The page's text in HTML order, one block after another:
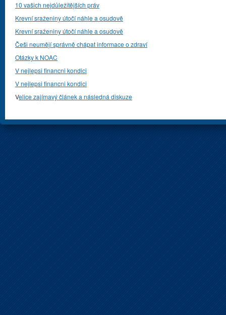
10 vašich nejdůležitějších práv
Krevní sraženiny útočí náhle a osudově
Krevní sraženiny útočí náhle a osudově
Češi neumějí správně chápat informace o zdraví
Otázky k NOAC
V nejlepsi financni kondici
V nejlepsi financni kondici
Velice zajímavý článek a následná diskuze